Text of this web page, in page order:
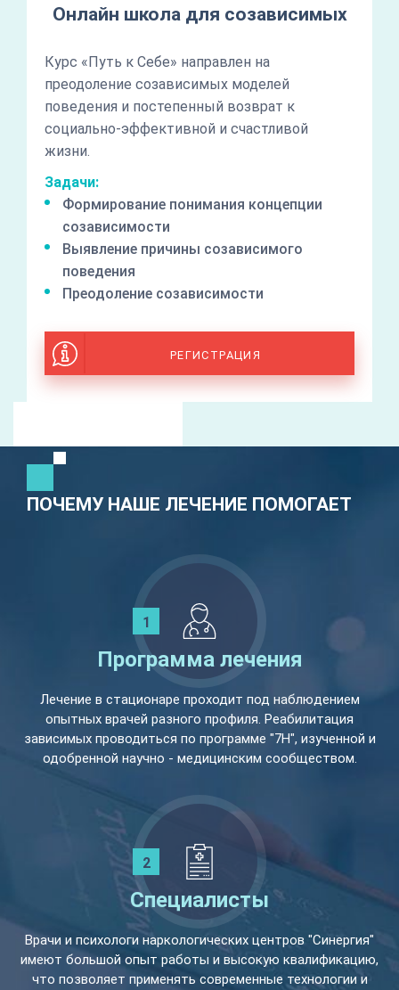
Онлайн школа для созависимых
Курс «Путь к Себе» направлен на
преодоление созависимых моделей
поведения и постепенный возврат к
социально-эффективной и счастливой
жизни.
Задачи:
Формирование понимания концепции
созависимости
Выявление причины созависимого
поведения
Преодоление созависимости
РЕГИСТРАЦИЯ
ПОЧЕМУ НАШЕ ЛЕЧЕНИЕ ПОМОГАЕТ
Программа лечения
Лечение в стационаре проходит под наблюдением
опытных врачей разного профиля. Реабилитация
зависимых проводиться по программе "7Н", изученной и
одобренной научно - медицинским сообществом.
Специалисты
Врачи и психологи наркологических центров "Синергия"
имеют большой опыт работы и высокую квалификацию,
что позволяет применять современные технологии и